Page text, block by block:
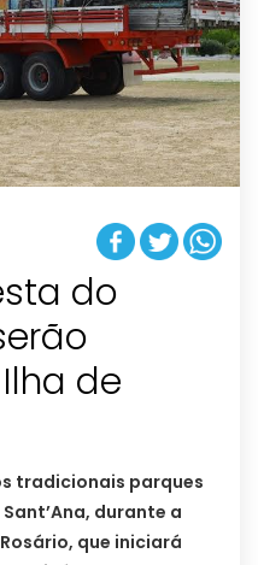
do
de
tradicionais parques
durante a
que iniciará